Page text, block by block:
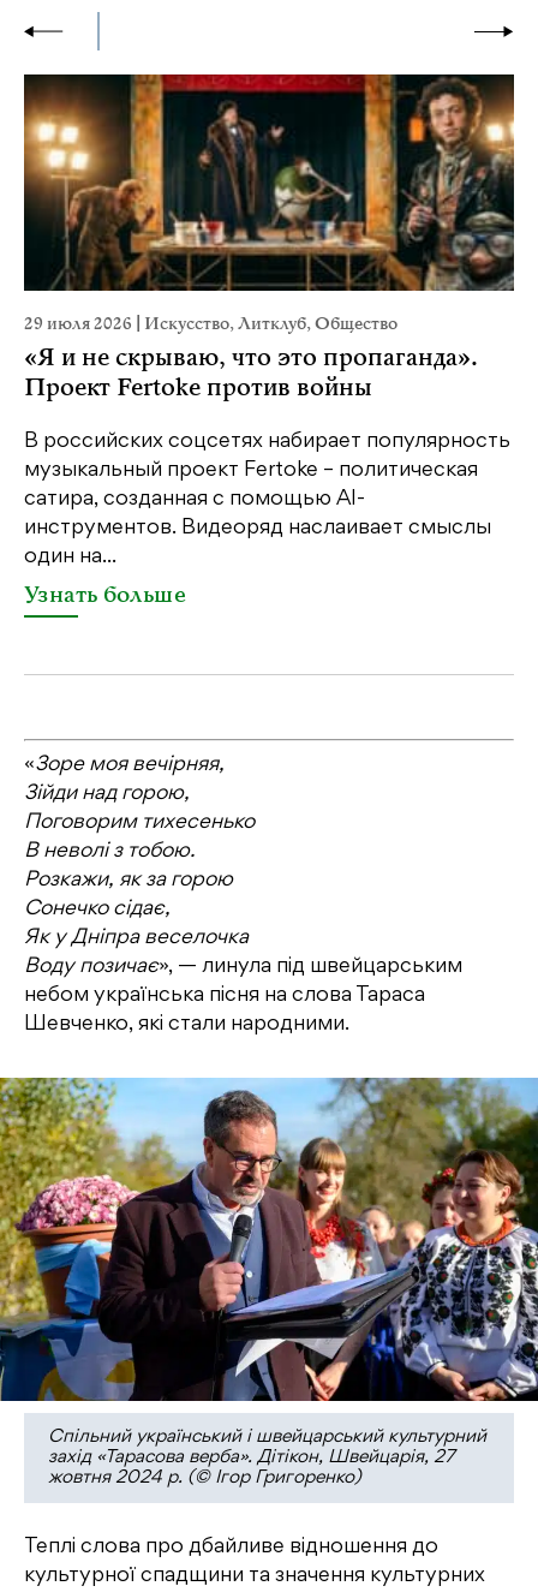
29 июля 2026 Искусство,Литклуб,Общество
«Я и не скрываю, что это пропаганда».
Проект Fertoke против войны
В российских соцсетях набирает популярность
музыкальный проект Fertoke – политическая
сатира, созданная с помощью AI-
инструментов. Видеоряд наслаивает смыслы
один на...
Узнать больше
«Зоре моя вечірняя,
Зійди над горою,
Поговорим тихесенько
В неволі з тобою.
Розкажи, як за горою
Сонечко сідає,
Як у Дніпра веселочка
Воду позичає», — линула під швейцарським
небом українська пісня на слова Тараса
Шевченко, які стали народними.
Спільний український і швейцарський культурний
захід «Тарасова верба». Дітікон, Швейцарія, 27
жовтня 2024 р. (© Ігор Григоренко)
Теплі слова про дбайливе відношення до
культурної спадщини та значення культурних